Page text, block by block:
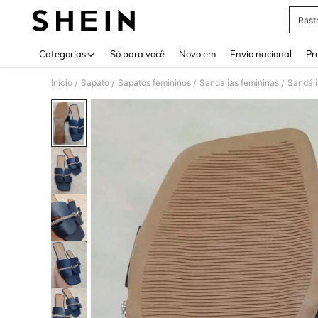
Categorias Só para você Novo em Envio nacional
Início / Sapato / Sapatos femininos / Sandalias femininas /